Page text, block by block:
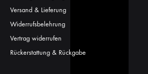
Versand & Lieferung
Widerrufsbelehrung
Vertrag widerrufen
Rückerstattung & Rückgabe